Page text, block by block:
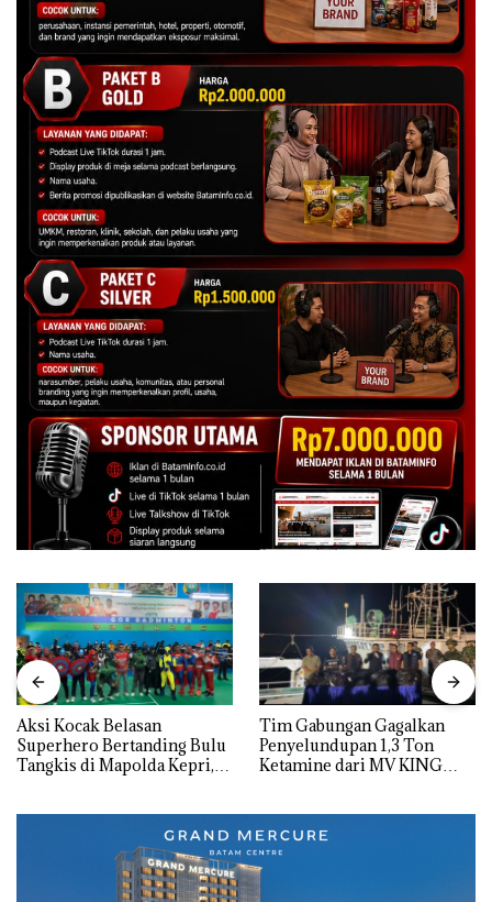
Aksi Kocak Belasan
Superhero Bertanding Bulu
Tangkis di Mapolda Kepri,
Tim Gabungan Gagalkan
Penyelundupan 1,3 Ton
Ketamine dari MV KING